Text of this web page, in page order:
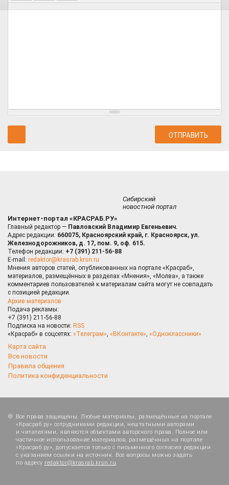
Сибирский
новостной портал
Интернет-портал «КРАСРАБ.РУ»
Главный редактор — Павловский Владимир Евгеньевич.
Адрес редакции: 660075, Красноярский край, г. Красноярск, ул.
Железнодорожников, д. 17, пом. 9, оф. 615.
Телефон редакции: +7 (391) 211-56-88
E-mail: redaktor@krasrab.krsn.ru
Мнения авторов статей, опубликованных на портале «Красраб»,
материалов, размещённых в разделах «Мнения», «Молва», а также
комментариев пользователей к материалам сайта могут не совпадать
с позицией редакции.
Архив материалов
Подача рекламы:
+7 (391) 211-56-88
Подписка на новости: RSS
«Красраб» в соцсетях: «Телеграм», «ВКонтакте», «Одноклассники»
Карта сайта
Все новости
Правила общения
Политика конфиденциальности
Все права защищены. Любые материалы, размещённые на портале
«Красраб.ру» сотрудниками редакции, нештатными авторами
и читателями, являются объектами авторского права. Полное или
частичное использование материалов, размещённых на портале
«Красраб.ру», допускается только с письменного согласия редакции
с указанием ссылки на источник. Все вопросы можно задать
по адресу redaktor@krasrab.krsn.ru.